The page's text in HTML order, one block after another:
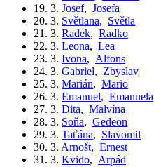
19. 3. Josef, Josefa
20. 3. Světlana, Světla
21. 3. Radek, Radko
22. 3. Leona, Lea
23. 3. Ivona, Alfons
24. 3. Gabriel, Zbyslav
25. 3. Marián, Mario
26. 3. Emanuel, Emanuela
27. 3. Dita, Malvína
28. 3. Soňa, Gedeon
29. 3. Taťána, Slavomil
30. 3. Arnošt, Ernest
31. 3. Kvido, Arpád